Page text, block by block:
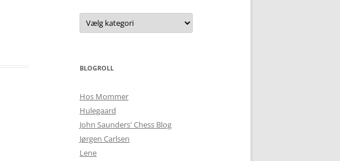
Kategorier
BLOGROLL
Hos Mommer
Hulegaard
John Saunders' Chess Blog
Jørgen Carlsen
Lene